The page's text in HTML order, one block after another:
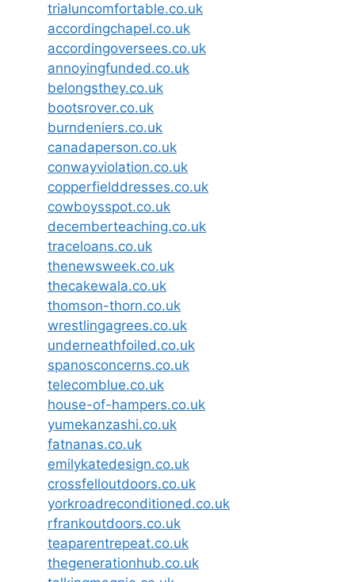
trialuncomfortable.co.uk
accordingchapel.co.uk
accordingoversees.co.uk
annoyingfunded.co.uk
belongsthey.co.uk
bootsrover.co.uk
burndeniers.co.uk
canadaperson.co.uk
conwayviolation.co.uk
copperfielddresses.co.uk
cowboysspot.co.uk
decemberteaching.co.uk
traceloans.co.uk
thenewsweek.co.uk
thecakewala.co.uk
thomson-thorn.co.uk
wrestlingagrees.co.uk
underneathfoiled.co.uk
spanosconcerns.co.uk
telecomblue.co.uk
house-of-hampers.co.uk
yumekanzashi.co.uk
fatnanas.co.uk
emilykatedesign.co.uk
crossfelloutdoors.co.uk
yorkroadreconditioned.co.uk
rfrankoutdoors.co.uk
teaparentrepeat.co.uk
thegenerationhub.co.uk